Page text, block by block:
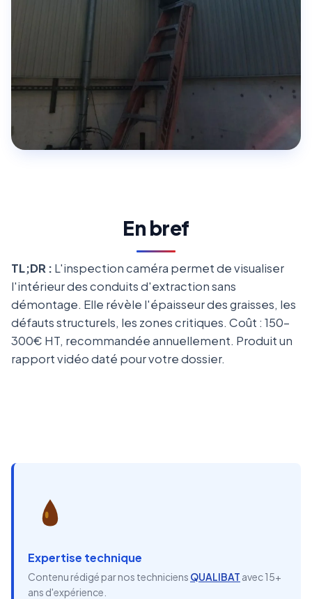
En bref
TL;DR : L'inspection caméra permet de visualiser
l'intérieur des conduits d'extraction sans
démontage. Elle révèle l'épaisseur des graisses, les
défauts structurels, les zones critiques. Coût : 150-
300€ HT, recommandée annuellement. Produit un
rapport vidéo daté pour votre dossier.
Expertise technique
Contenu rédigé par nos techniciens QUALIBAT avec 15+
ans d'expérience.